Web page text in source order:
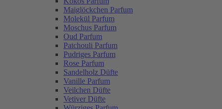
Maiglöckchen Parfum
Molekül Parfum
Moschus Parfum
Oud Parfum
Patchouli Parfum
Pudriges Parfum
Rose Parfum
Sandelholz Düfte
Vanille Parfum
Veilchen Düfte
Vetiver Düfte